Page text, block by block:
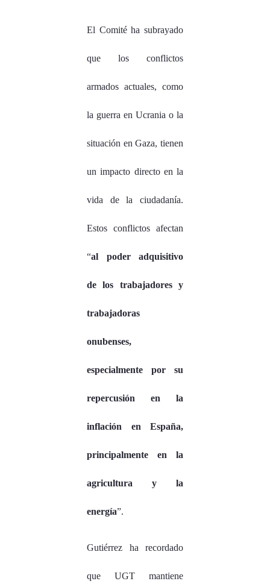
El Comité ha subrayado
que los conflictos
armados actuales, como
la guerra en Ucrania o la
situación en Gaza, tienen
un impacto directo en la
vida de la ciudadanía.
Estos conflictos afectan
“al poder adquisitivo
de los trabajadores y
trabajadoras
onubenses,
especialmente por su
repercusión en la
inflación en España,
principalmente en la
agricultura y la
energía”.
Gutiérrez ha recordado
que UGT mantiene